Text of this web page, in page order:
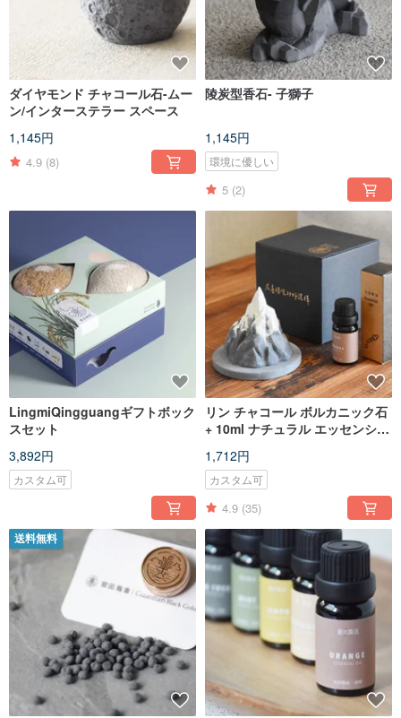
ダイヤモンド チャコール石-ムー
ン/インターステラー スペース
1,145円
4.9 (8)
陵炭型香石- 子獅子
1,145円
環境に優しい
5 (2)
LingmiQingguangギフトボック
スセット
3,892円
カスタム可
リン チャコール ボルカニック石
+ 10ml ナチュラル エッセンシャ
セット
1,712円
カスタム可
4.9 (35)
送料無料